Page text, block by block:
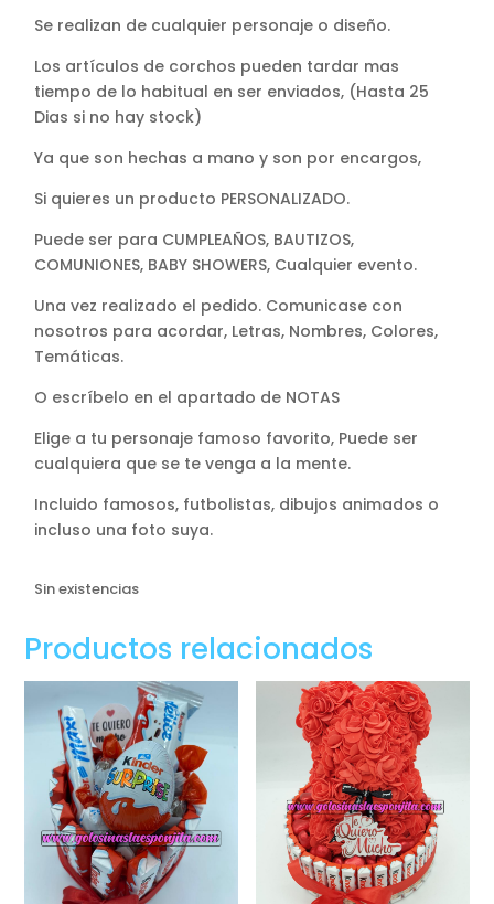
Se realizan de cualquier personaje o diseño.
Los artículos de corchos pueden tardar mas
tiempo de lo habitual en ser enviados, (Hasta 25
Dias si no hay stock)
Ya que son hechas a mano y son por encargos,
Si quieres un producto PERSONALIZADO.
Puede ser para CUMPLEAÑOS, BAUTIZOS,
COMUNIONES, BABY SHOWERS, Cualquier evento.
Una vez realizado el pedido. Comunicase con
nosotros para acordar, Letras, Nombres, Colores,
Temáticas.
O escríbelo en el apartado de NOTAS
Elige a tu personaje famoso favorito, Puede ser
cualquiera que se te venga a la mente.
Incluido famosos, futbolistas, dibujos animados o
incluso una foto suya.
Sin existencias
Productos relacionados